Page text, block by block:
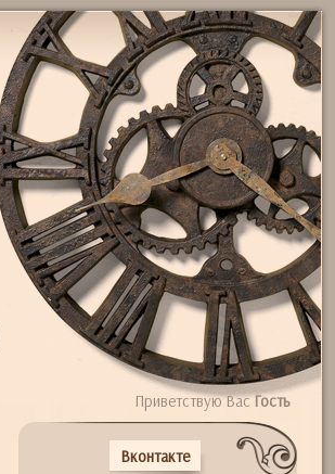
Приветствую ВасГость
Вконтакте